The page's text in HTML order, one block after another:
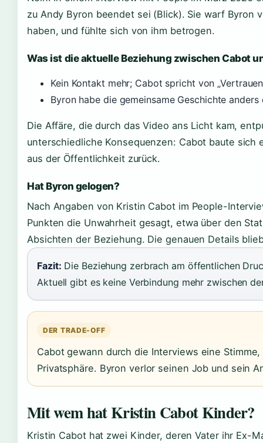
zu Andy Byron beendet sei (Blick). Sie warf Byron
haben, und fühlte sich von ihm betrogen.
Was ist die aktuelle Beziehung zwischen Cabot
Kein Kontakt mehr; Cabot spricht von
Byron habe die gemeinsame Geschichte
Die Affäre, die durch das Video ans Licht kam,
unterschiedliche Konsequenzen: Cabot baute sich
aus der Öffentlichkeit zurück.
Hat Byron gelogen?
Nach Angaben von Kristin Cabot im People-
Punkten die Unwahrheit gesagt, etwa über den
Absichten der Beziehung. Die genauen Details
Fazit: Die Beziehung zerbrach am öffentlichen
Aktuell gibt es keine Verbindung mehr zwischen
DER TRADE-OFF
Cabot gewann durch die Interviews eine
Privatsphäre. Byron verlor seinen Job und sein
Mit wem hat Kristin Cabot Kinder?
Kristin Cabot hat zwei Kinder, deren Vater ihr Ex-